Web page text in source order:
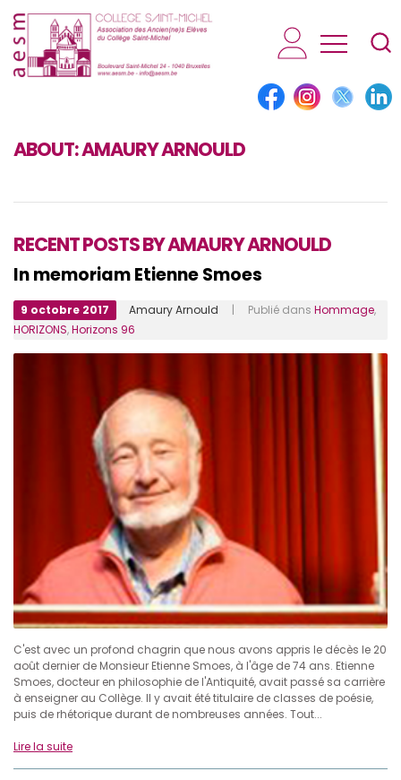
AESM...
ABOUT:AMAURY ARNOULD
RECENT POSTS BY AMAURY ARNOULD
In memoriam Etienne Smoes
9 octobre 2017 Amaury Arnould | Publié dans Hommage,
HORIZONS,Horizons 96
C'est avec un profond chagrin que nous avons appris le décès le 20
août dernier de Monsieur Etienne Smoes, à l'âge de 74 ans. Etienne
Smoes, docteur en philosophie de l'Antiquité, avait passé sa carrière
à enseigner au Collège. Il y avait été titulaire de classes de poésie,
puis de rhétorique durant de nombreuses années. Tout...
Lire la suite